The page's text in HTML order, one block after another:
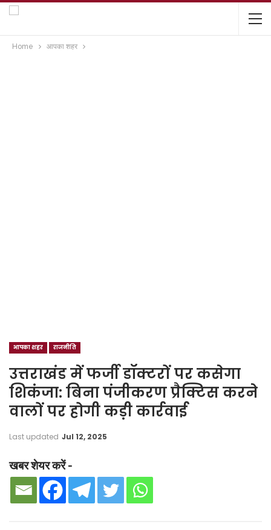
Home आपका शहर
आपका शहर राजनीति
उत्तराखंड में फर्जी डॉक्टरों पर कसेगा
शिकंजा: बिना पंजीकरण प्रैक्टिस करने
वालों पर होगी कड़ी कार्रवाई
Last updated Jul 12, 2025
खबर शेयर करें -